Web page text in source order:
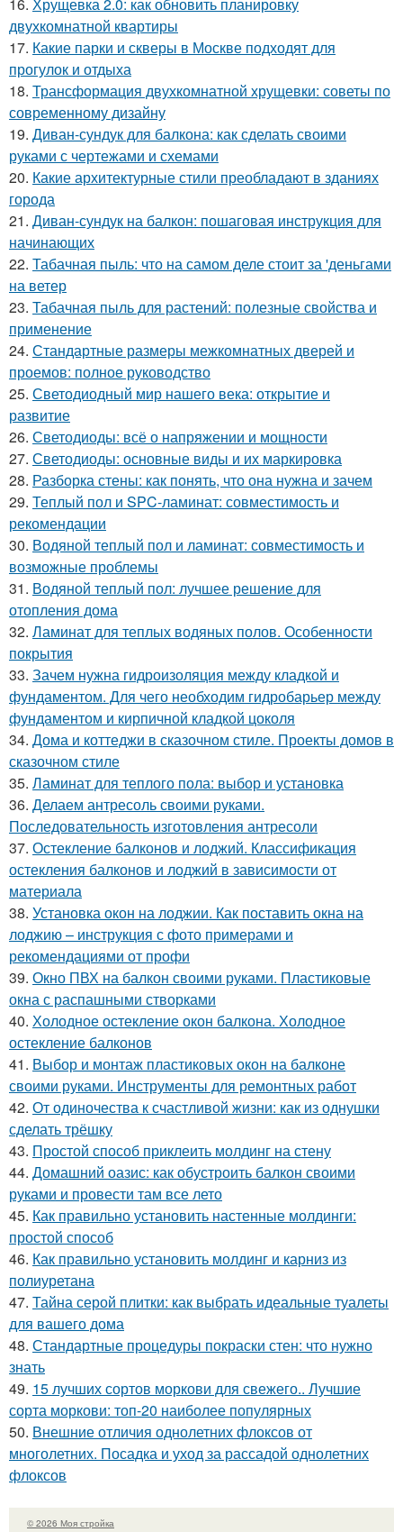
двухкомнатной квартиры
17. Какие парки и скверы в Москве подходят для
прогулок и отдыха
18. Трансформация двухкомнатной хрущевки: советы по
современному дизайну
19. Диван-сундук для балкона: как сделать своими
руками с чертежами и схемами
20. Какие архитектурные стили преобладают в зданиях
города
21. Диван-сундук на балкон: пошаговая инструкция для
начинающих
22. Табачная пыль: что на самом деле стоит за 'деньгами
на ветер
23. Табачная пыль для растений: полезные свойства и
применение
24. Стандартные размеры межкомнатных дверей и
проемов: полное руководство
25. Светодиодный мир нашего века: открытие и
развитие
26. Светодиоды: всё о напряжении и мощности
27. Светодиоды: основные виды и их маркировка
28. Разборка стены: как понять, что она нужна и зачем
29. Теплый пол и SPC-ламинат: совместимость и
рекомендации
30. Водяной теплый пол и ламинат: совместимость и
возможные проблемы
31. Водяной теплый пол: лучшее решение для
отопления дома
32. Ламинат для теплых водяных полов. Особенности
покрытия
33. Зачем нужна гидроизоляция между кладкой и
фундаментом. Для чего необходим гидробарьер между
фундаментом и кирпичной кладкой цоколя
34. Дома и коттеджи в сказочном стиле. Проекты домов в
сказочном стиле
35. Ламинат для теплого пола: выбор и установка
36. Делаем антресоль своими руками.
Последовательность изготовления антресоли
37. Остекление балконов и лоджий. Классификация
остекления балконов и лоджий в зависимости от
материала
38. Установка окон на лоджии. Как поставить окна на
лоджию – инструкция с фото примерами и
рекомендациями от профи
39. Окно ПВХ на балкон своими руками. Пластиковые
окна с распашными створками
40. Холодное остекление окон балкона. Холодное
остекление балконов
41. Выбор и монтаж пластиковых окон на балконе
своими руками. Инструменты для ремонтных работ
42. От одиночества к счастливой жизни: как из однушки
сделать трёшку
43. Простой способ приклеить молдинг на стену
44. Домашний оазис: как обустроить балкон своими
руками и провести там все лето
45. Как правильно установить настенные молдинги:
простой способ
46. Как правильно установить молдинг и карниз из
полиуретана
47. Тайна серой плитки: как выбрать идеальные туалеты
для вашего дома
48. Стандартные процедуры покраски стен: что нужно
знать
49. 15 лучших сортов моркови для свежего.. Лучшие
сорта моркови: топ-20 наиболее популярных
50. Внешние отличия однолетних флоксов от
многолетних. Посадка и уход за рассадой однолетних
флоксов
© 2026 Моя стройка